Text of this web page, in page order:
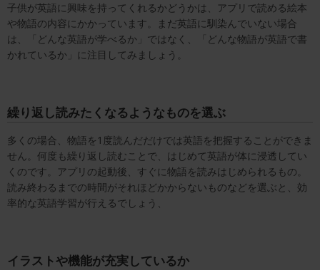
子供が英語に興味を持ってくれるかどうかは、アプリで読める絵本
や物語の内容にかかっています。まだ英語に馴染んでいない場合
は、「どんな英語が学べるか」ではなく、「どんな物語が英語で書
かれているか」に注目してみましょう。
繰り返し読みたくなるようなものを選ぶ
多くの場合、物語を1度読んだだけでは英語を把握することができま
せん。何度も繰り返し読むことで、はじめて英語が体に浸透してい
くのです。アプリの起動後、すぐに物語を読みはじめられるもの。
読み終わるまでの時間がそれほどかからないものなどを選ぶと、効
率的な英語学習が行えるでしょう、
イラストや機能が充実しているか